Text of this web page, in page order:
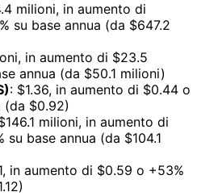
milioni, in aumento di
su base annua (da $647.2
in aumento di $23.5
annua (da $50.1 milioni)
: $1.36, in aumento di $0.44 o
(da $0.92)
milioni, in aumento di
base annua (da $104.1
in aumento di $0.59 o +53%